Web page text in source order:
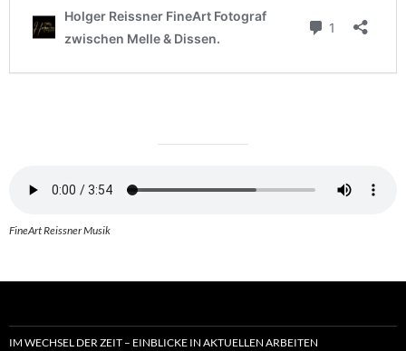
FineArt Reissner Musik
IM WECHSEL DER ZEIT – EINBLICKE IN AKTUELLEN ARBEITEN